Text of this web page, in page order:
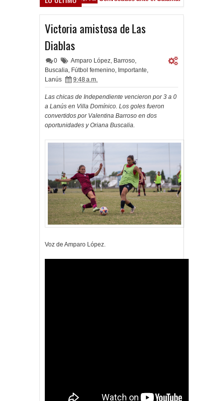
Victoria amistosa de Las
Diablas
0 Amparo López, Barroso,
Buscalia, Fútbol femenino, Importante,
Lanús
9:48 a.m.
Las chicas de Independiente vencieron por 3 a 0
a Lanús en Villa Domínico. Los goles fueron
convertidos por Valentina Barroso en dos
oportunidades y Oriana Buscalia.
Voz de Amparo López.